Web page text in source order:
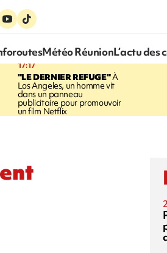
Météo RéunionL’actu des
17:17
"LE DERNIER REFUGE"À
Los Angeles, un homme vit
dans un panneau
publicitaire pour promouvoir
un film Netflix